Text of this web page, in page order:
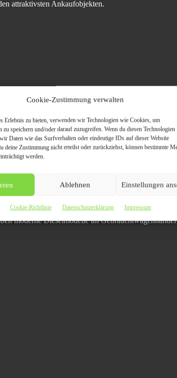
Cookie-Zustimmung verwalten
Erlebnis zu bieten, verwenden wir Technologien wie Cookies, um
zu speichern und/oder darauf zuzugreifen. Wenn du diesen Technologien
Daten wie das Surfverhalten oder eindeutige IDs auf dieser Website
deine Zustimmung nicht erteilst oder zurückziehst, können bestimmte
werden.
Ablehnen Einstellungen
Cookie-Richtlinie Datenschutzerklärung Impressum
attraktivsten Ankaufobjekten.
Erlöse und bleiben deshalb für Ankaufunternehmen
Nahen Osten weiterhin eine hohe Nachfrage.
Nachfrage
moderne Dieselmodelle im